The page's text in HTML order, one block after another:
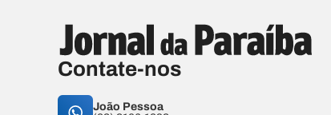
Contate-nos
João Pessoa